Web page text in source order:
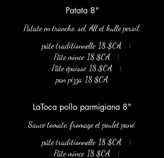
Patata 8"
Patate en tranche, sel, All et hulle persil.
pâte traditionnelle 18 $CA
Pâte mince 18 $CA
Pâte épaisse 18 $CA
pan pizza 18 $CA
LaToca pollo parmigiana 8"
Sauce tomate, fromage et poulet pané.
pâte traditionnelle 18 $CA
Pâte mince 18 $CA